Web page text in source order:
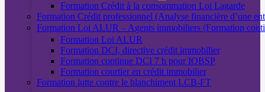
Formation Crédit à la consommation Loi Lagarde
Formation Crédit professionnel (Analyse financière d’une
Formation Loi ALUR – Agents immobiliers (Formation
Formation Loi ALUR
Formation DCI, directive crédit immobilier
Formation continue DCI 7 h pour IOBSP
Formation courtier en crédit immobilier
Formation lutte contre le blanchiment LCB-FT